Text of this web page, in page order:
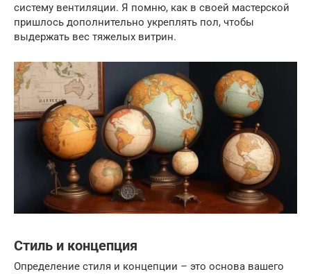
систему вентиляции. Я помню, как в своей мастерской
пришлось дополнительно укреплять пол, чтобы
выдержать вес тяжелых витрин.
Стиль и концепция
Определение стиля и концепции – это основа вашего